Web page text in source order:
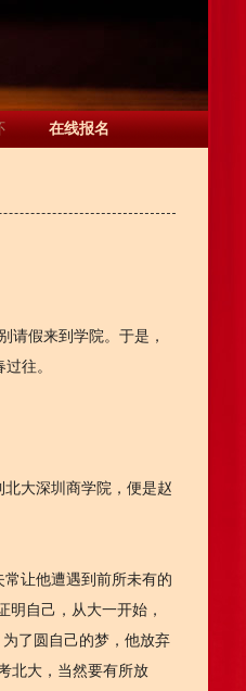
在线报名
假来到学院。于是，
过往。
大深圳商学院，便是赵
让他遭遇到前所未有的
自己，从大一开始，
了圆自己的梦，他放弃
北大，当然要有所放